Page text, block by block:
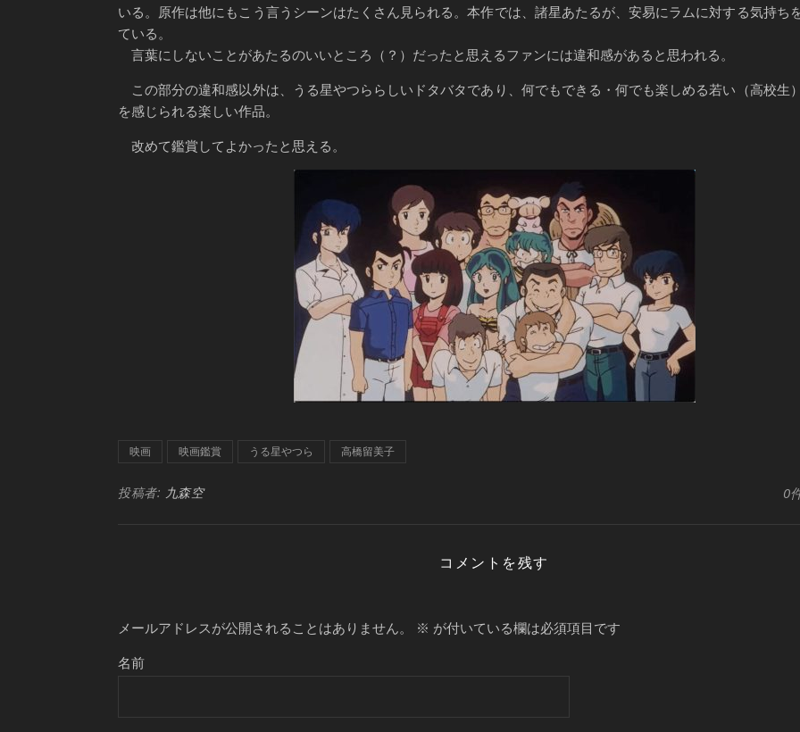
いる。原作は他にもこう言うシーンはたくさん見られる。本作では、諸星あたるが、安易にラムに対する気持ち
ている。
言葉にしないことがあたるのいいところ（？）だったと思えるファンには違和感があると思われる。
この部分の違和感以外は、うる星やつららしいドタバタであり、何でもできる・何でも楽しめる若い（高校生
を感じられる楽しい作品。
改めて鑑賞してよかったと思える。
映画 映画鑑賞 うる星やつら 高橋留美子
投稿者: 九森空 0
コメントを残す
メールアドレスが公開されることはありません。 ※ が付いている欄は必須項目です
名前